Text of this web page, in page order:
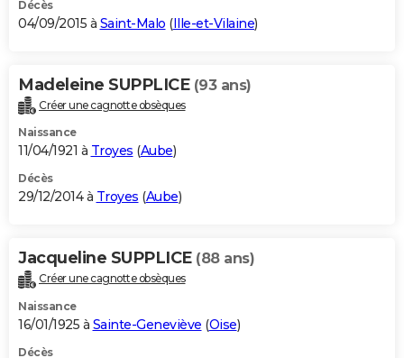
Décès
04/09/2015 à Saint-Malo (Ille-et-Vilaine)
Madeleine SUPPLICE (93 ans)
Créer une cagnotte obsèques
Naissance
11/04/1921 à Troyes (Aube)
Décès
29/12/2014 à Troyes (Aube)
Jacqueline SUPPLICE (88 ans)
Créer une cagnotte obsèques
Naissance
16/01/1925 à Sainte-Geneviève (Oise)
Décès